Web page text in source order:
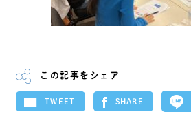
この記事をシェア
TWEET SHARE